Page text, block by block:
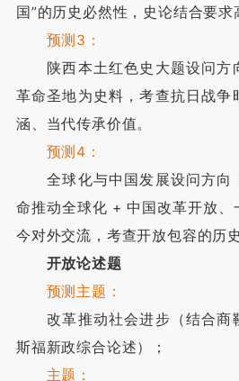
国”的历史必然性，史论结合要求
预测3：
陕西本土红色史大题设问方
革命圣地为史料，考查抗日战争
涵、当代传承价值。
预测4：
全球化与中国发展设问方向
命推动全球化 + 中国改革开放、
今对外交流，考查开放包容的历
开放论述题
预测主题：
改革推动社会进步（结合商
斯福新政综合论述）；
主题：